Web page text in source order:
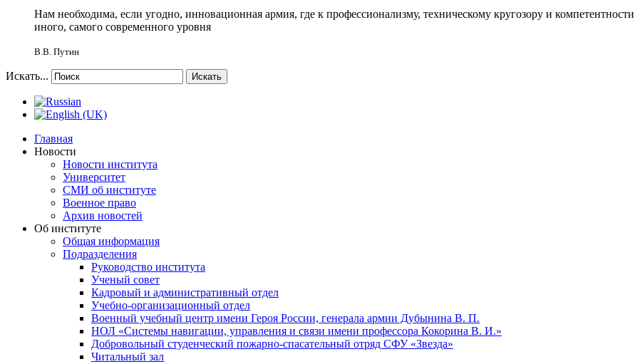
Нам необходима, если угодно, инновационная армия, где к профессионализму, техническому кругозору и
иного, самого современного уровня
В.В. Путин
Искать... Искать
Главная
Новости
Новости института
Университет
СМИ об институте
Военное право
Архив новостей
Об институте
Общая информация
Подразделения
Руководство института
Ученый совет
Кадровый и административный отдел
Учебно-организационный отдел
Военный учебный центр имени Героя России, генерала армии Дубынина В. П.
НОЛ «Системы навигации, управления и связи имени профессора Кокорина В. И.»
Добровольный студенческий пожарно-спасательный отряд СФУ «Звезда»
Читальный зал